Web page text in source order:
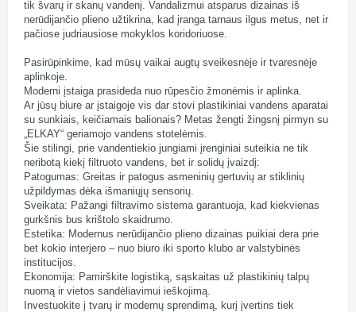
tik švarų ir skanų vandenį. Vandalizmui atsparus dizainas iš
nerūdijančio plieno užtikrina, kad įranga tarnaus ilgus metus, net ir
pačiose judriausiose mokyklos koridoriuose.
Pasirūpinkime, kad mūsų vaikai augtų sveikesnėje ir tvaresnėje
aplinkoje.
Moderni įstaiga prasideda nuo rūpesčio žmonėmis ir aplinka.
Ar jūsų biure ar įstaigoje vis dar stovi plastikiniai vandens aparatai
su sunkiais, keičiamais balionais? Metas žengti žingsnį pirmyn su
„ELKAY“ geriamojo vandens stotelėmis.
Šie stilingi, prie vandentiekio jungiami įrenginiai suteikia ne tik
neribotą kiekį filtruoto vandens, bet ir solidų įvaizdį:
Patogumas: Greitas ir patogus asmeninių gertuvių ar stiklinių
užpildymas dėka išmaniųjų sensorių.
Sveikata: Pažangi filtravimo sistema garantuoja, kad kiekvienas
gurkšnis bus krištolo skaidrumo.
Estetika: Modernus nerūdijančio plieno dizainas puikiai dera prie
bet kokio interjero – nuo biuro iki sporto klubo ar valstybinės
institucijos.
Ekonomija: Pamirškite logistiką, sąskaitas už plastikinių talpų
nuomą ir vietos sandėliavimui ieškojimą.
Investuokite į tvarų ir modernų sprendimą, kurį įvertins tiek